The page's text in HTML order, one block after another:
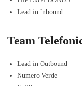
Lead in Inbound
Team
Lead in Outbound
Numero Verde